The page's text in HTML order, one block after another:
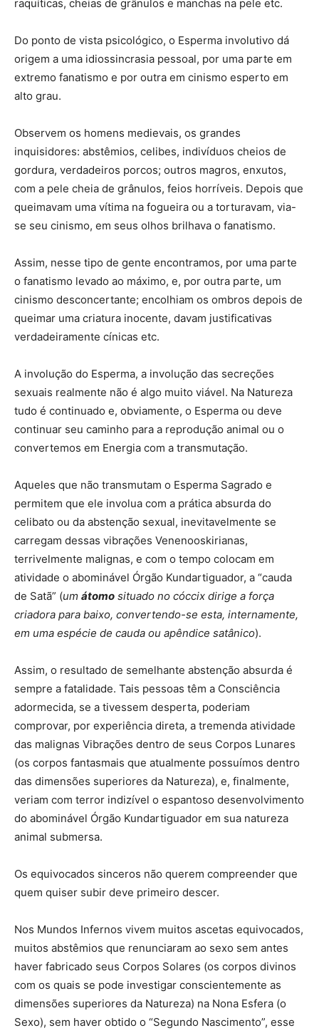
raquíticas, cheias de grânulos e manchas na pele etc.
Do ponto de vista psicológico, o Esperma involutivo dá
origem a uma idiossincrasia pessoal, por uma parte em
extremo fanatismo e por outra em cinismo esperto em
alto grau.
Observem os homens medievais, os grandes
inquisidores: abstêmios, celibes, indivíduos cheios de
gordura, verdadeiros porcos; outros magros, enxutos,
com a pele cheia de grânulos, feios horríveis. Depois que
queimavam uma vítima na fogueira ou a torturavam, via-
se seu cinismo, em seus olhos brilhava o fanatismo.
Assim, nesse tipo de gente encontramos, por uma parte
o fanatismo levado ao máximo, e, por outra parte, um
cinismo desconcertante; encolhiam os ombros depois de
queimar uma criatura inocente, davam justificativas
verdadeiramente cínicas etc.
A involução do Esperma, a involução das secreções
sexuais realmente não é algo muito viável. Na Natureza
tudo é continuado e, obviamente, o Esperma ou deve
continuar seu caminho para a reprodução animal ou o
convertemos em Energia com a transmutação.
Aqueles que não transmutam o Esperma Sagrado e
permitem que ele involua com a prática absurda do
celibato ou da abstenção sexual, inevitavelmente se
carregam dessas vibrações Venenooskirianas,
terrivelmente malignas, e com o tempo colocam em
atividade o abominável Órgão Kundartiguador, a “cauda
de Satã” (um átomo situado no cóccix dirige a força
criadora para baixo, convertendo-se esta, internamente,
em uma espécie de cauda ou apêndice satânico).
Assim, o resultado de semelhante abstenção absurda é
sempre a fatalidade. Tais pessoas têm a Consciência
adormecida, se a tivessem desperta, poderiam
comprovar, por experiência direta, a tremenda atividade
das malignas Vibrações dentro de seus Corpos Lunares
(os corpos fantasmais que atualmente possuímos dentro
das dimensões superiores da Natureza), e, finalmente,
veriam com terror indizível o espantoso desenvolvimento
do abominável Órgão Kundartiguador em sua natureza
animal submersa.
Os equivocados sinceros não querem compreender que
quem quiser subir deve primeiro descer.
Nos Mundos Infernos vivem muitos ascetas equivocados,
muitos abstêmios que renunciaram ao sexo sem antes
haver fabricado seus Corpos Solares (os corpos divinos
com os quais se pode investigar conscientemente as
dimensões superiores da Natureza) na Nona Esfera (o
Sexo), sem haver obtido o “Segundo Nascimento”, esse